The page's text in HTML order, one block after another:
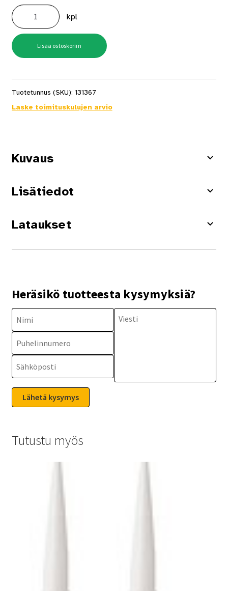
Mapesil
174
Tornado
määrä
kpl
Lisää ostoskoriin
Tuotetunnus (SKU): 131367
Laske toimituskulujen arvio
Kuvaus
Lisätiedot
Lataukset
Heräsikö tuotteesta kysymyksiä?
Tutustu myös